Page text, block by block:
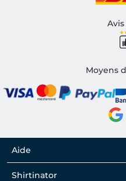
Moyens
Aide
Shirtinator